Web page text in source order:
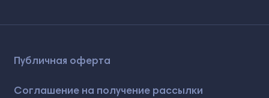
Публичная оферта
Соглашение на получение рассылки